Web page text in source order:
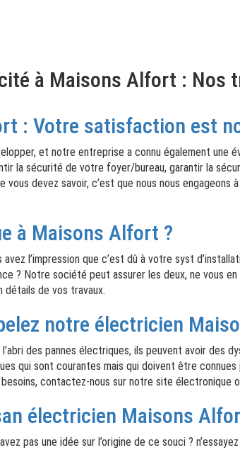
à Maisons Alfort : Nos
: Votre satisfaction est
et notre entreprise a connu également
la sécurité de votre foyer/bureau, garantir la
vous devez savoir, c’est que nous nous
à Maisons Alfort ?
l’impression que c’est dû à votre syst
? Notre société peut assurer les deux, ne vous
de vos travaux.
notre électricien
des pannes électriques, ils peuvent avoir
qui sont courantes mais qui doivent être
contactez-nous sur notre site électronique
électricien Maisons
pas une idée sur l’origine de ce souci ?